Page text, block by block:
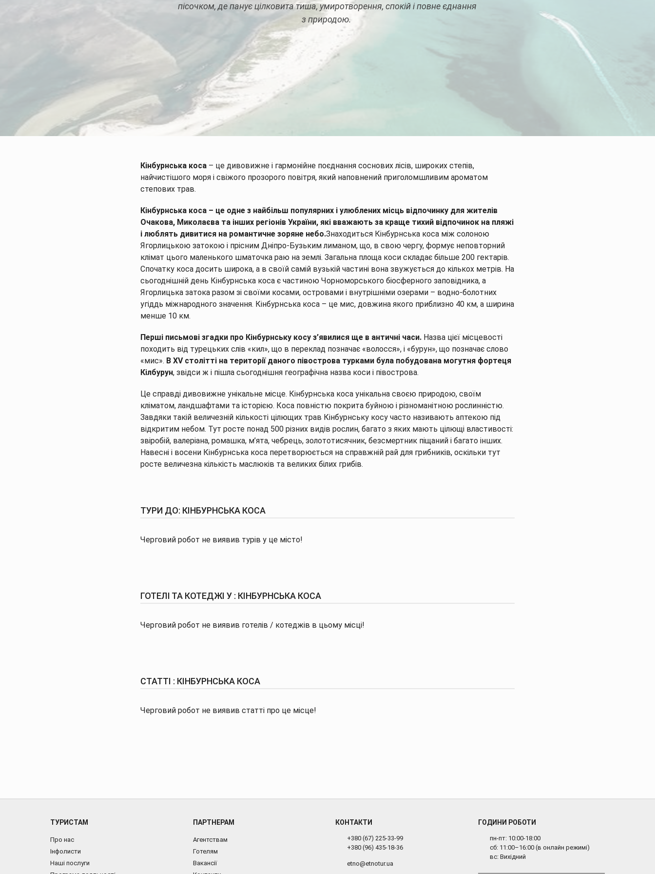
пісочком, де панує цілковита тиша, умиротворення, спокій і повне єднання
з природою.
Кінбурнська коса – це дивовижне і гармонійне поєднання соснових лісів, широких степів,
найчистішого моря і свіжого прозорого повітря, який наповнений приголомшливим ароматом
степових трав.
Кінбурнська коса – це одне з найбільш популярних і улюблених місць відпочинку для жителів
Очакова, Миколаєва та інших регіонів України, які вважають за краще тихий відпочинок на пляжі
і люблять дивитися на романтичне зоряне небо.Знаходиться Кінбурнська коса між солоною
Ягорлицькою затокою і прісним Дніпро-Бузьким лиманом, що, в свою чергу, формує неповторний
клімат цього маленького шматочка раю на землі. Загальна площа коси складає більше 200 гектарів.
Спочатку коса досить широка, а в своїй самій вузькій частині вона звужується до кількох метрів. На
сьогоднішній день Кінбурнська коса є частиною Чорноморського біосферного заповідника, а
Ягорлицька затока разом зі своїми косами, островами і внутрішніми озерами – водно-болотних
угіддь міжнародного значення. Кінбурнська коса – це мис, довжина якого приблизно 40 км, а ширина
менше 10 км.
Перші письмові згадки про Кінбурнську косу з’явилися ще в античні часи. Назва цієї місцевості
походить від турецьких слів «кил», що в переклад позначає «волосся», і «бурун», що позначає слово
«мис». В XV столітті на території даного півострова турками була побудована могутня фортеця
Кілбурун, звідси ж і пішла сьогоднішня географічна назва коси і півострова.
Це справді дивовижне унікальне місце. Кінбурнська коса унікальна своєю природою, своїм
кліматом, ландшафтами та історією. Коса повністю покрита буйною і різноманітною рослинністю.
Завдяки такій величезній кількості цілющих трав Кінбурнську косу часто називають аптекою під
відкритим небом. Тут росте понад 500 різних видів рослин, багато з яких мають цілющі властивості:
звіробій, валеріана, ромашка, м’ята, чебрець, золототисячник, безсмертник піщаний і багато інших.
Навесні і восени Кінбурнська коса перетворюється на справжній рай для грибників, оскільки тут
росте величезна кількість маслюків та великих білих грибів.
ТУРИ ДО: КІНБУРНСЬКА КОСА
Черговий робот не виявив турів у це місто!
ГОТЕЛІ ТА КОТЕДЖІ У : КІНБУРНСЬКА КОСА
Черговий робот не виявив готелів / котеджів в цьому місці!
СТАТТІ : КІНБУРНСЬКА КОСА
Черговий робот не виявив статті про це місце!
ТУРИСТАМ
Про нас
Інфолисти
Наші послуги
ПАРТНЕРАМ
Агентствам
Готелям
Вакансії
КОНТАКТИ
+380 (67) 225-33-99
+380 (96) 435-18-36
etno@etnotur.ua
ГОДИНИ РОБОТИ
пн-пт: 10:00-18:00
сб: 11:00–16:00 (в онлайн режимі)
вс: Вихідний